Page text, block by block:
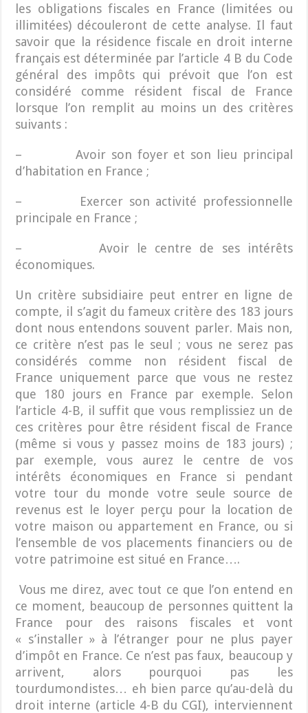
les obligations fiscales en France (limitées ou
illimitées) découleront de cette analyse. Il faut
savoir que la résidence fiscale en droit interne
français est déterminée par l’article 4 B du Code
général des impôts qui prévoit que l’on est
considéré comme résident fiscal de France
lorsque l’on remplit au moins un des critères
suivants :
– Avoir son foyer et son lieu principal
d’habitation en France ;
– Exercer son activité professionnelle
principale en France ;
– Avoir le centre de ses intérêts
économiques.
Un critère subsidiaire peut entrer en ligne de
compte, il s’agit du fameux critère des 183 jours
dont nous entendons souvent parler. Mais non,
ce critère n’est pas le seul ; vous ne serez pas
considérés comme non résident fiscal de
France uniquement parce que vous ne restez
que 180 jours en France par exemple. Selon
l’article 4-B, il suffit que vous remplissiez un de
ces critères pour être résident fiscal de France
(même si vous y passez moins de 183 jours) ;
par exemple, vous aurez le centre de vos
intérêts économiques en France si pendant
votre tour du monde votre seule source de
revenus est le loyer perçu pour la location de
votre maison ou appartement en France, ou si
l’ensemble de vos placements financiers ou de
votre patrimoine est situé en France….
Vous me direz, avec tout ce que l’on entend en
ce moment, beaucoup de personnes quittent la
France pour des raisons fiscales et vont
« s’installer » à l’étranger pour ne plus payer
d’impôt en France. Ce n’est pas faux, beaucoup y
arrivent, alors pourquoi pas les
tourdumondistes… eh bien parce qu’au-delà du
droit interne (article 4-B du CGI), interviennent